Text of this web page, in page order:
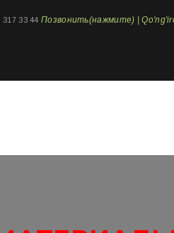
317 33 44 Позвонить(нажмите) |